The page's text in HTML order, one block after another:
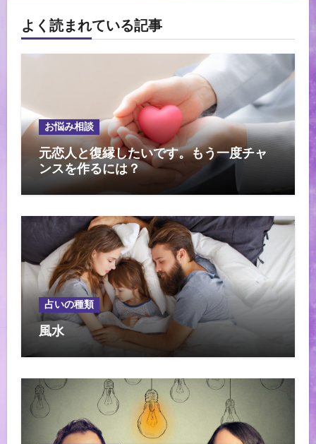
よく読まれている記事
お悩み相談
元恋人と復縁したいです。もう一度チャ
ンスを作るには？
占いの種類
風水